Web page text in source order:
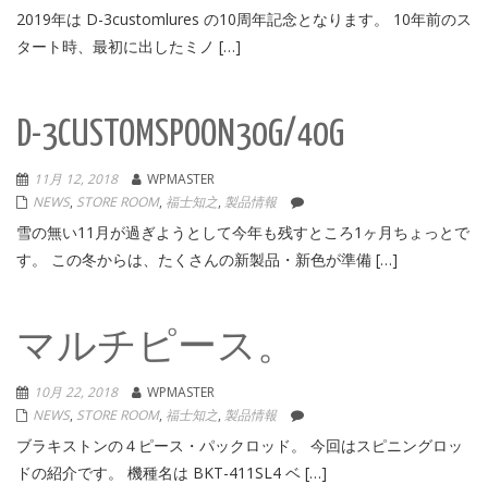
2019年は D-3customlures の10周年記念となります。 10年前のス
タート時、最初に出したミノ […]
D-3CUSTOMSPOON30G/40G
11月 12, 2018
WPMASTER
NEWS, STORE ROOM, 福士知之, 製品情報
雪の無い11月が過ぎようとして今年も残すところ1ヶ月ちょっとで
す。 この冬からは、たくさんの新製品・新色が準備 […]
マルチピース。
10月 22, 2018
WPMASTER
NEWS, STORE ROOM, 福士知之, 製品情報
ブラキストンの４ピース・パックロッド。 今回はスピニングロッ
ドの紹介です。 機種名は BKT-411SL4 ベ […]